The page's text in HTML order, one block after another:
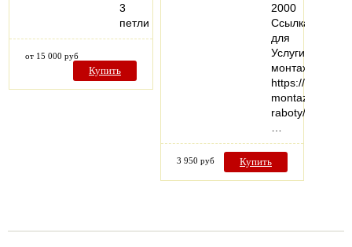
3
петли
от 15 000 руб
Купить
2000
Ссылка
для
Услуги
монтажа:
https://
montazhnye-
raboty/
3 950 руб Купить